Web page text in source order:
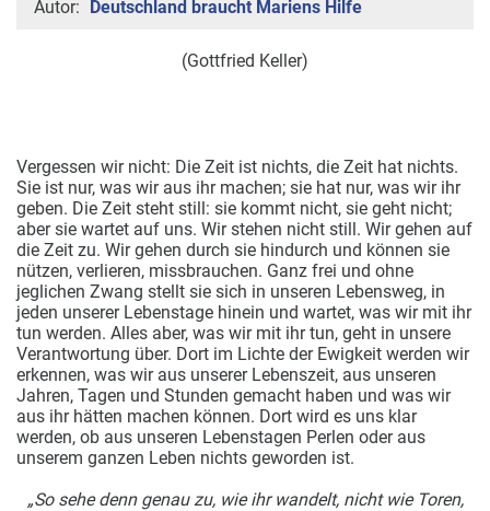
Autor: Deutschland braucht Mariens Hilfe
(Gottfried Keller)
Vergessen wir nicht: Die Zeit ist nichts, die Zeit hat nichts.
Sie ist nur, was wir aus ihr machen; sie hat nur, was wir ihr
geben. Die Zeit steht still: sie kommt nicht, sie geht nicht;
aber sie wartet auf uns. Wir stehen nicht still. Wir gehen auf
die Zeit zu. Wir gehen durch sie hindurch und können sie
nützen, verlieren, missbrauchen. Ganz frei und ohne
jeglichen Zwang stellt sie sich in unseren Lebensweg, in
jeden unserer Lebenstage hinein und wartet, was wir mit ihr
tun werden. Alles aber, was wir mit ihr tun, geht in unsere
Verantwortung über. Dort im Lichte der Ewigkeit werden wir
erkennen, was wir aus unserer Lebenszeit, aus unseren
Jahren, Tagen und Stunden gemacht haben und was wir
aus ihr hätten machen können. Dort wird es uns klar
werden, ob aus unseren Lebenstagen Perlen oder aus
unserem ganzen Leben nichts geworden ist.
„So sehe denn genau zu, wie ihr wandelt, nicht wie Toren,